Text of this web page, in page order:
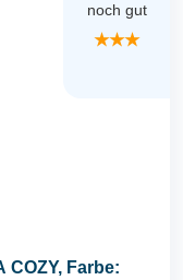
noch gut
★★★
COZY, Farbe: